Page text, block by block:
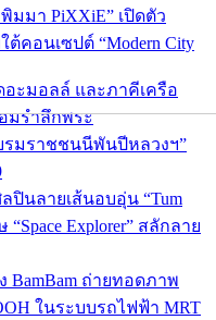
มมา PiXXiE” เปิดตัว
ต้คอนเซปต์ “Modern City
อะมอลล์ และภาคีเครือ
มรำลึกพระ
มราชชนนีพันปีหลวงฯ”
ปินลายเส้นอบอุ่น “Tum
Explorer” สลักลาย
ถ่ายทอดภาพ
ในระบบรถไฟฟ้า MRT